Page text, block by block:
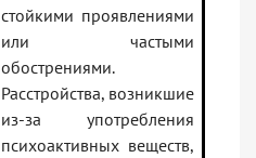
стойкими проявлениями
или частыми
обострениями.
Расстройства, возникшие
из-за употребления
психоактивных веществ,